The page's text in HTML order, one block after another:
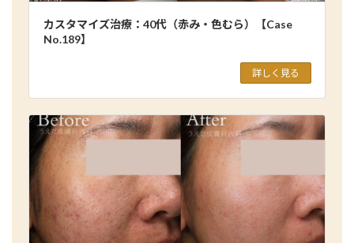
カスタマイズ治療：40代（赤み・色むら）【Case
No.189】
詳しく見る